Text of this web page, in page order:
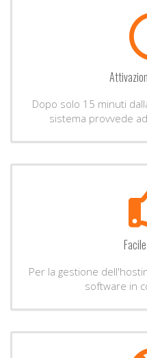
Dopo solo 15 minuti
sistema provvede
Per la gestione
software in